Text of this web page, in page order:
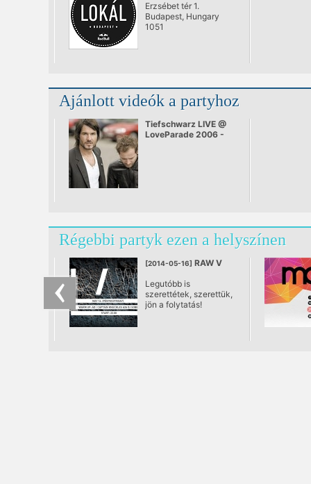
Erzsébet tér 1.
Budapest, Hungary
1051
Ajánlott videók a partyhoz
Tiefschwarz LIVE @
LoveParade 2006 -
Régebbi partyk ezen a helyszínen
[2014-05-16] RAW V
Legutóbb is
szerettétek, szerettük,
jön a folytatás!